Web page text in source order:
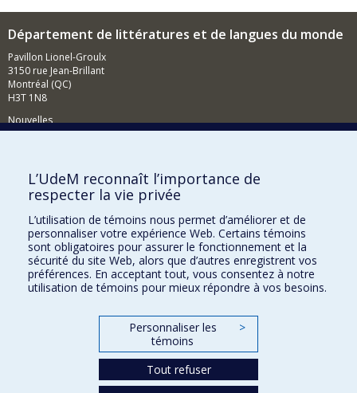
Département de littératures et de langues du monde
Pavillon Lionel-Groulx
3150 rue Jean-Brillant
Montréal (QC)
H3T 1N8
Nouvelles
Comment soutenir le Département?
BESOIN D'AIDE?
Plan du site
Signaler une erreur
Accessibilité
FACULTÉ DES ARTS ET DES SCIENCES
Nos départements et écoles
L’UdeM reconnaît l’importance de
respecter la vie privée
L’utilisation de témoins nous permet d’améliorer et de
personnaliser votre expérience Web. Certains témoins
sont obligatoires pour assurer le fonctionnement et la
sécurité du site Web, alors que d’autres enregistrent vos
préférences. En acceptant tout, vous consentez à notre
utilisation de témoins pour mieux répondre à vos besoins.
Personnaliser les
témoins
>
Tout refuser